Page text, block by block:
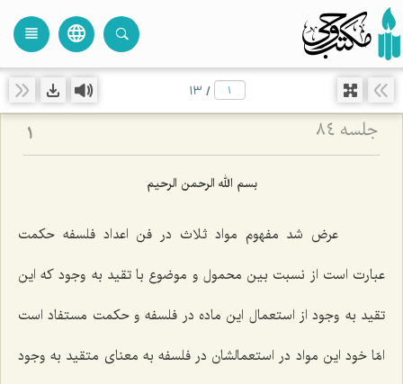
language
view_headline
/
13
جلسه ۸۴ 1
بسم الله الرحمن الرحیم
عرض شد مفهوم مواد ثلاث در فن اعداد فلسفه حكمت
عبارت است از نسبت بین محمول و موضوع با تقید به وجود كه این
تقید به وجود از استعمال این ماده در فلسفه و حكمت مستفاد است
امّا خود این مواد در استعمالشان در فلسفه به معناى متقید به وجود